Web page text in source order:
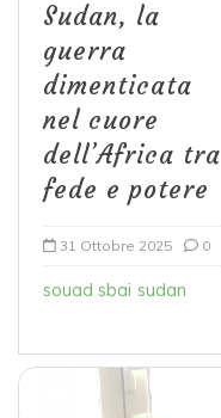
Sudan, la
guerra
dimenticata
nel cuore
dell’Africa tra
fede e potere
31 Ottobre 2025 0
souad sbai sudan